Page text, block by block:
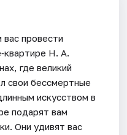
провести
Н. А.
где великий
свои бессмертные
искусством в
подарят вам
Они удивят вас